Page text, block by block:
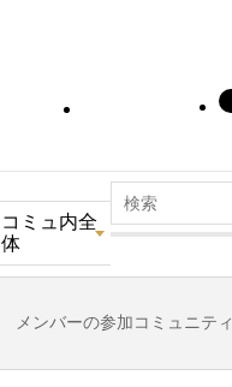
コミュ内全
体
メンバーの参加コミュニティ